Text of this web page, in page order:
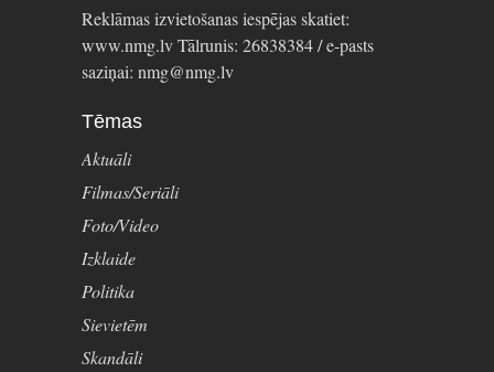
Reklāmas izvietošanas iespējas skatiet:
www.nmg.lv Tālrunis: 26838384 / e-pasts
saziņai: nmg@nmg.lv
Tēmas
Aktuāli
Filmas/Seriāli
Foto/Video
Izklaide
Politika
Sievietēm
Skandāli